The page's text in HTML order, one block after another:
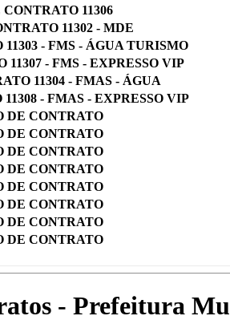
11306
11302 - MDE
- FMS - ÁGUA TURISMO
- FMS - EXPRESSO VIP
11304 - FMAS - ÁGUA
- FMAS - EXPRESSO VIP
DE CONTRATO
DE CONTRATO
DE CONTRATO
DE CONTRATO
DE CONTRATO
DE CONTRATO
DE CONTRATO
DE CONTRATO
- Prefeitura